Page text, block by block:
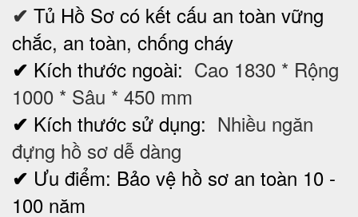
✔ Tủ Hồ Sơ có kết cấu an toàn vững
chắc, an toàn, chống cháy
✔ Kích thước ngoài: Cao 1830 * Rộng
1000 * Sâu * 450 mm
✔ Kích thước sử dụng: Nhiều ngăn
đựng hồ sơ dễ dàng
✔ Ưu điểm: Bảo vệ hồ sơ an toàn 10 -
100 năm